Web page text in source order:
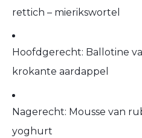
rettich – mierikswortel
Hoofdgerecht: Ballotine
krokante aardappel
Nagerecht: Mousse van
yoghurt